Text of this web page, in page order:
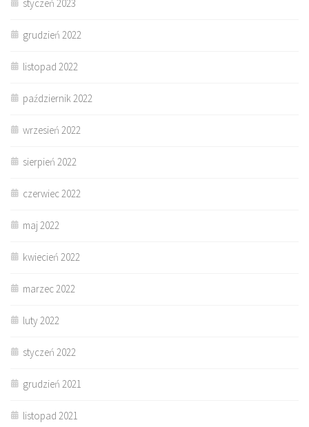
styczeń 2023
grudzień 2022
listopad 2022
październik 2022
wrzesień 2022
sierpień 2022
czerwiec 2022
maj 2022
kwiecień 2022
marzec 2022
luty 2022
styczeń 2022
grudzień 2021
listopad 2021